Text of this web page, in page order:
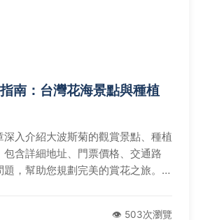
南：台灣花海景點與種植
入介紹大波斯菊的觀賞景點、種植
含詳細地址、門票價格、交通路
，幫助您規劃完美的賞花之旅。從
👁️ 503次瀏覽